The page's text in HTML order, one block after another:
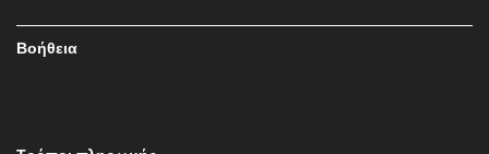
Βοήθεια